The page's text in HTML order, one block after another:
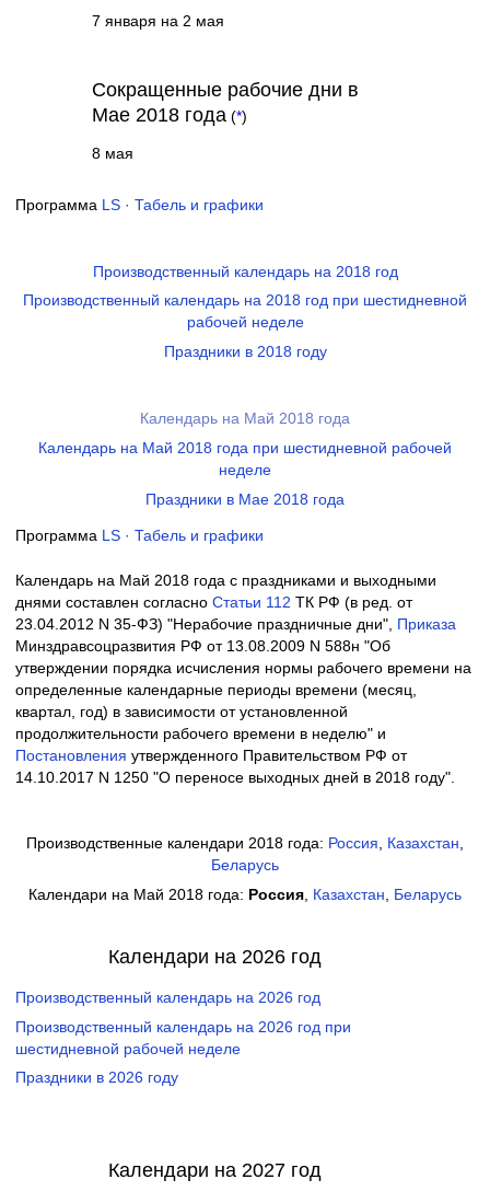
7 января на 2 мая
Сокращенные рабочие дни в
Мае 2018 года (*)
8 мая
Программа LS · Табель и графики
Производственный календарь на 2018 год
Производственный календарь на 2018 год при шестидневной
рабочей неделе
Праздники в 2018 году
Календарь на Май 2018 года
Календарь на Май 2018 года при шестидневной рабочей
неделе
Праздники в Мае 2018 года
Программа LS · Табель и графики
Календарь на Май 2018 года с праздниками и выходными
днями составлен согласно Cтатьи 112 ТК РФ (в ред. от
23.04.2012 N 35-ФЗ) "Нерабочие праздничные дни", Приказа
Минздравсоцразвития РФ от 13.08.2009 N 588н "Об
утверждении порядка исчисления нормы рабочего времени на
определенные календарные периоды времени (месяц,
квартал, год) в зависимости от установленной
продолжительности рабочего времени в неделю" и
Постановления утвержденного Правительством РФ от
14.10.2017 N 1250 "О переносе выходных дней в 2018 году".
Производственные календари 2018 года: Россия, Казахстан,
Беларусь
Календари на Май 2018 года: Россия, Казахстан, Беларусь
Календари на 2026 год
Производственный календарь на 2026 год
Производственный календарь на 2026 год при
шестидневной рабочей неделе
Праздники в 2026 году
Календари на 2027 год